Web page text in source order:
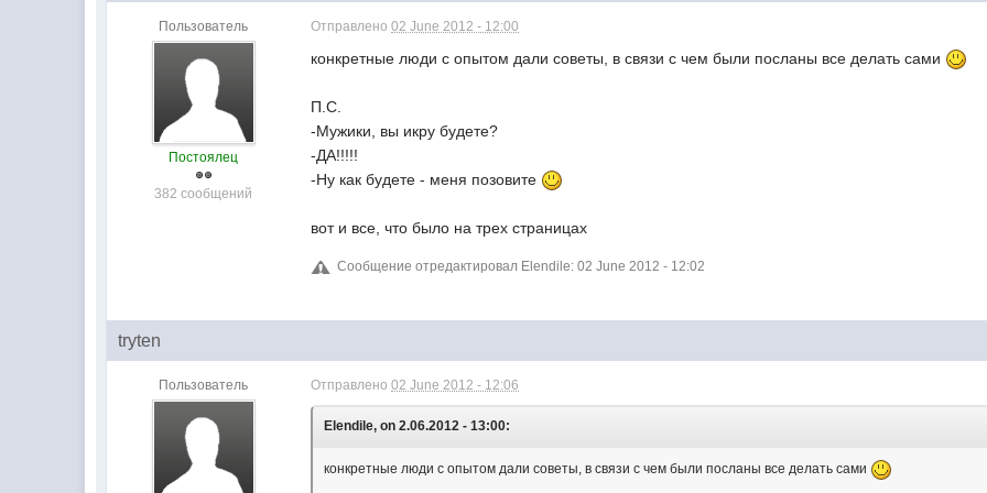
Пользователь
Постоялец
382 сообщений
Отправлено02 June 2012 - 12:00
конкретные люди с опытом дали советы, в связи с чем были посланы все делать сами
П.С.
-Мужики, вы икру будете?
-ДА!!!!!
-Ну как будете - меня позовите
вот и все, что было на трех страницах
Сообщение отредактировал Elendile: 02 June 2012 - 12:02
tryten
Пользователь Отправлено02 June 2012 - 12:06
Elendile, on 2.06.2012 - 13:00:
конкретные люди с опытом дали советы, в связи с чем были посланы все делать сами